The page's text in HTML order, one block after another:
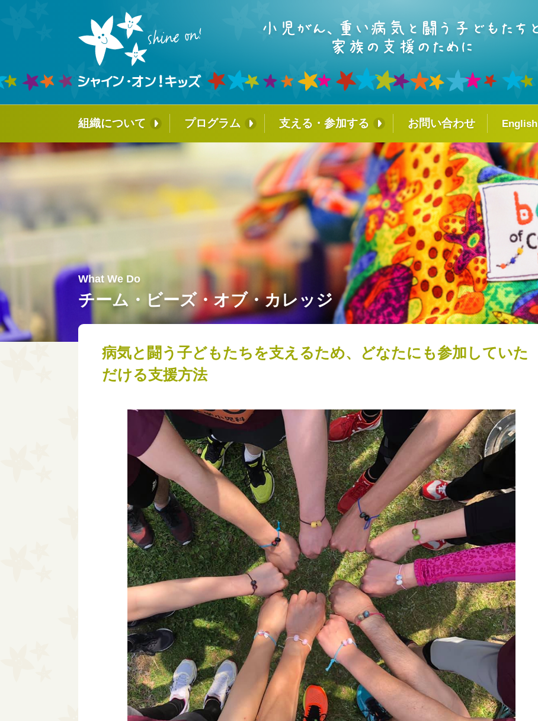
組織について
ミッションとこれまでの歩み
↳創立者からのメッセージ
パートナー企業のご紹介
チームメンバー
情報公開
アーカイブ
↳パートナー企業
↳ニュース
↳プレスリリース
↳完了したプログラム
プログラム
ホスピタル・ファシリティド
国内育成プログラム
ビーズ・オブ・カレッジ
↳ チーム・ビーズ・オブ・カ
シャイン・オン！コミュニテ
ィ
シャイン・オン！コネクショ
ンズ
↳シャイン・オン！コネクシ
シャイン・オン！フレンズ
参加者の声
支える・参加する
個人の方へ
企業・団体・学校の方へ
小児がんや重い病気を経験し
たみなさんへ
お問い合わせ English
What We Do
チーム・ビーズ・オブ・カレッジ
病気と闘う子どもたちを支えるため、どなたにも参加していた
だける支援方法